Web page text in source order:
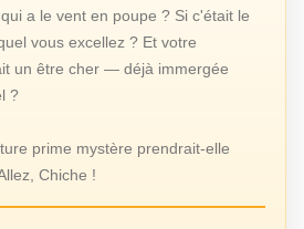
a le vent en poupe ? Si c'était le
vous excellez ? Et votre
un être cher — déjà immergée
?
prime mystère prendrait-elle
Chiche !